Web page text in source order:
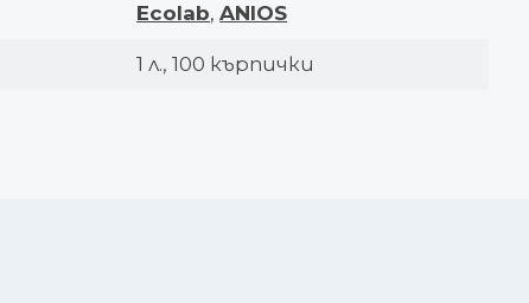
Ecolab,ANIOS
1 л., 100 кърпички